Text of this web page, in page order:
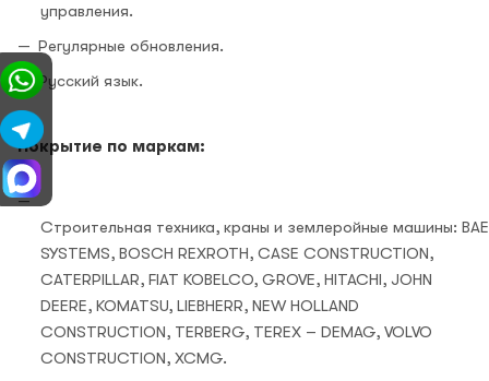
управления.
Регулярные обновления.
Русский язык.
Покрытие по маркам:
Строительная техника, краны и землеройные машины: BAE
SYSTEMS, BOSCH REXROTH, CASE CONSTRUCTION,
CATERPILLAR, FIAT KOBELCO, GROVE, HITACHI, JOHN
DEERE, KOMATSU, LIEBHERR, NEW HOLLAND
CONSTRUCTION, TERBERG, TEREX – DEMAG, VOLVO
CONSTRUCTION, XCMG.